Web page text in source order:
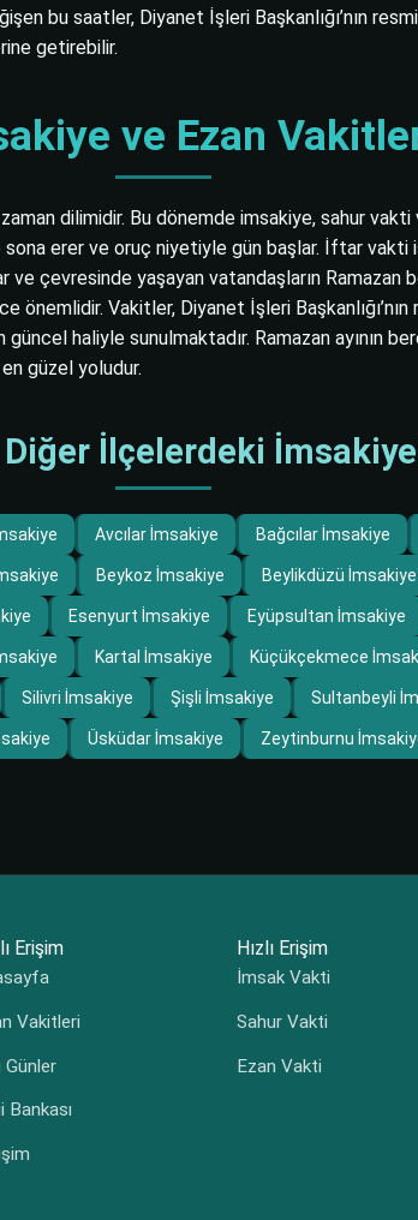
bu saatler, Diyanet İşleri Başkanlığı’nın
getirebilir.
ve Ezan
dilimidir. Bu dönemde imsakiye, sahur
erer ve oruç niyetiyle gün başlar. İftar vakti
ve çevresinde yaşayan vatandaşların
önemlidir. Vakitler, Diyanet İşleri
haliyle sunulmaktadır. Ramazan ayının
güzel yoludur.
İlçelerdeki
Avcılar İmsakiye Bağcılar İmsakiye
Beykoz İmsakiye Beylikdüzü İmsakiye
Esenyurt İmsakiye Eyüpsultan İmsakiye
Kartal İmsakiye Küçükçekmece
Silivri İmsakiye Şişli İmsakiye Sultanbeyli
Üsküdar İmsakiye Zeytinburnu
Erişim
Vakitleri
Günler
Bankası
Hızlı Erişim
İmsak Vakti
Sahur Vakti
Ezan Vakti